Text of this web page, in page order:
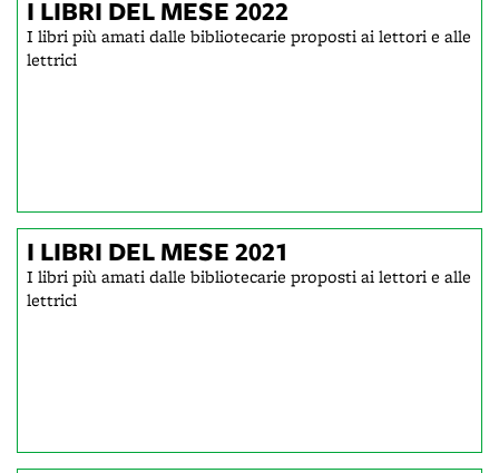
I LIBRI DEL MESE 2022
I libri più amati dalle bibliotecarie proposti ai lettori e alle
lettrici
I LIBRI DEL MESE 2021
I libri più amati dalle bibliotecarie proposti ai lettori e alle
lettrici